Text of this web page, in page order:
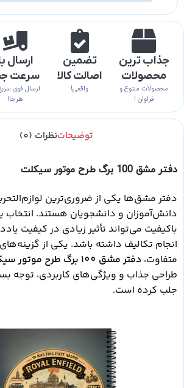
جذاب ترین
محصولات
محصولات متنوع و
فراوان !
تضمین
اصالت کالا
واقعی!
ارسال
سرعت
ارسال فوق
هرجا!
توضیحاتنظرات (0)
دفتر مشق 100 برگ طرح موتور سیکلت
دفتر مشق‌ها یکی از ضروری‌ترین
دانش‌آموزان و دانشجویان هستند. انتخاب
باکیفیت می‌تواند تأثیر زیادی در کیفیت
انجام تکالیف داشته باشد. یکی از
متفاوت، دفتر مشق 100 برگ طرح موتور سیکلت
طراحی جذاب و ویژگی‌های کاربردی، توجه
جلب کرده است.